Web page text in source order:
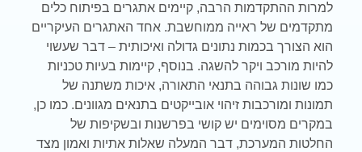
למרות ההתקדמות הרבה, קיימים אתגרים בפיתוח כלים
מתקדמים של ראייה ממוחשבת. אחד האתגרים העיקריים
הוא הצורך בכמות נתונים גדולה ואיכותית – דבר שעשוי
להיות מורכב ויקר להשגה. בנוסף, קיימות בעיות טכניות
כמו שונות גבוהה בתנאי התאורה, איכות משתנה של
תמונות ומורכבות זיהוי אובייקטים בתנאים מגוונים. כמו כן,
במקרים מסוימים יש קושי בפרשנות ובשקיפות של
החלטות המערכת, דבר המעלה שאלות אתיות ואמון מצד